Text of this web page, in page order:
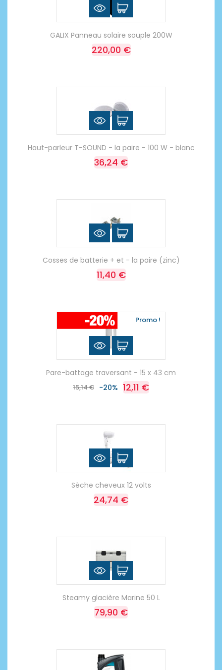
GALIX Panneau solaire souple 200W
220,00 €
Haut-parleur T-SOUND - la paire - 100 W - blanc
36,24 €
Cosses de batterie + et - la paire (zinc)
11,40 €
Promo !
Pare-battage traversant - 15 x 43 cm
15,14 € -20% 12,11 €
Sèche cheveux 12 volts
24,74 €
Steamy glacière Marine 50 L
79,90 €